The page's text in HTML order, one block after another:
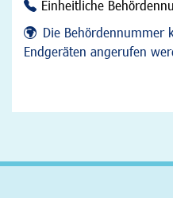
Einheitliche
Die Behördennummer
Endgeräten angerufen